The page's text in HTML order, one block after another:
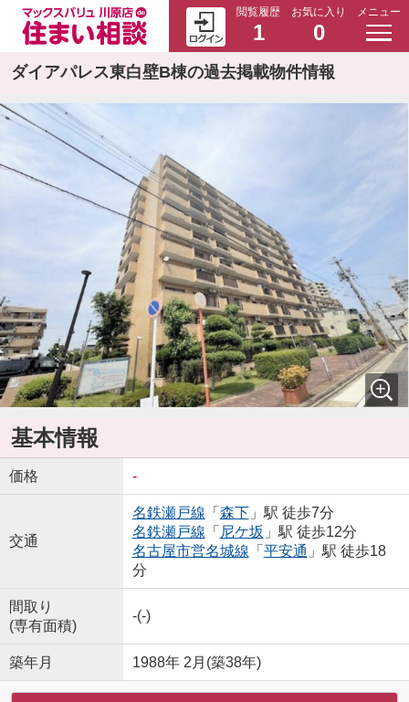
閲覧履歴
1
お気に入り
0
メニュー
ダイアパレス東白壁B棟の過去掲載物件情報
基本情報
価格 -
交通
名鉄瀬戸線 「 森下」駅 徒歩7分
名鉄瀬戸線 「 尼ケ坂 」駅 徒歩12分
名古屋市営名城線 「 平安通 」駅 徒歩18
分
間取り
(専有面積)
-(-)
築年月 1988年 2月(築38年)